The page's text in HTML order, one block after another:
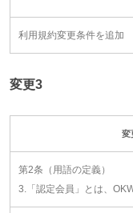
利用規約変更条件を追加
変更3
変
第2条（用語の定義）
3.「認定会員」とは、